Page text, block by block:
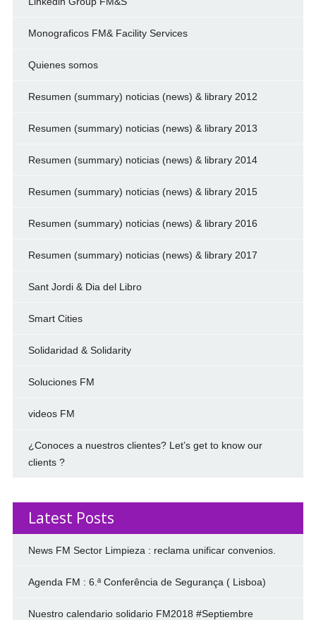
Monograficos FM& Facility Services
Quienes somos
Resumen (summary) noticias (news) & library 2012
Resumen (summary) noticias (news) & library 2013
Resumen (summary) noticias (news) & library 2014
Resumen (summary) noticias (news) & library 2015
Resumen (summary) noticias (news) & library 2016
Resumen (summary) noticias (news) & library 2017
Sant Jordi & Dia del Libro
Smart Cities
Solidaridad & Solidarity
Soluciones FM
videos FM
¿Conoces a nuestros clientes? Let’s get to know our
clients ?
Latest Posts
News FM Sector Limpieza : reclama unificar convenios.
Agenda FM : 6.ª Conferência de Segurança ( Lisboa)
Nuestro calendario solidario FM2018 #Septiembre